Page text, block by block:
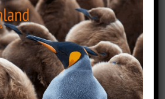
mit Real Cookie Banner